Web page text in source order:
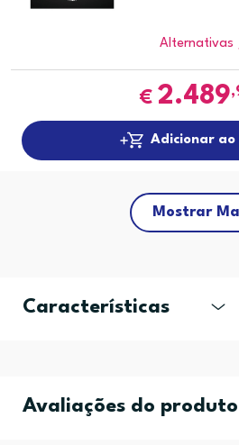
Alternativas
€ 2.489
Adicionar ao
Mostrar
Características
Avaliações do produto